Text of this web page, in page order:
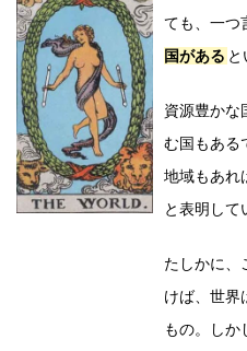
ても、一つ
国がある と
資源豊かな
む国もある
地域もあれ
と表明して
たしかに、
けば、世界
もの。しか